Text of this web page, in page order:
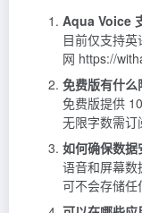
Aqua Voice
目前仅支持
网 https://
免费版有什么
免费版提供
无限字数需订
如何确保数据
语音和屏幕
可不会存储任